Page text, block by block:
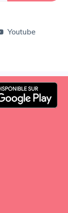
Youtube